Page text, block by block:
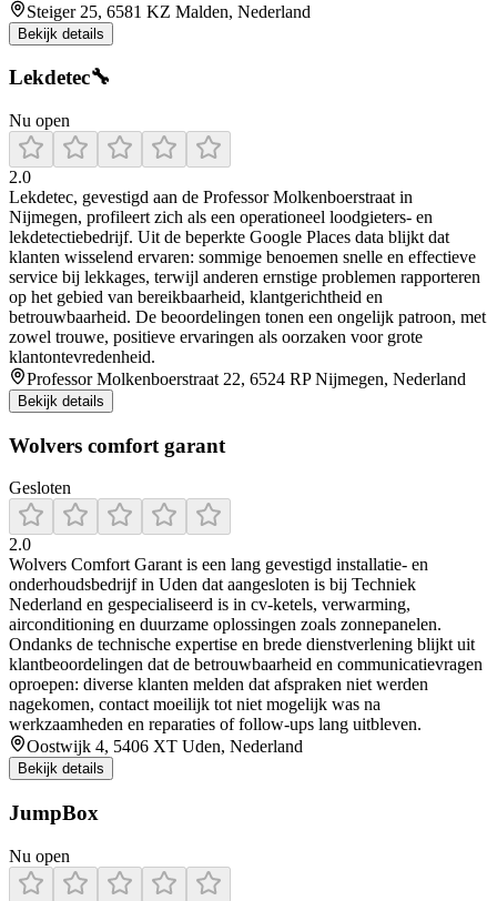
Steiger 25, 6581 KZ Malden, Nederland
Bekijk details
Lekdetec🔧
Nu open
2.0
Lekdetec, gevestigd aan de Professor Molkenboerstraat in
Nijmegen, profileert zich als een operationeel loodgieters- en
lekdetectiebedrijf. Uit de beperkte Google Places data blijkt dat
klanten wisselend ervaren: sommige benoemen snelle en effectieve
service bij lekkages, terwijl anderen ernstige problemen rapporteren
op het gebied van bereikbaarheid, klantgerichtheid en
betrouwbaarheid. De beoordelingen tonen een ongelijk patroon, met
zowel trouwe, positieve ervaringen als oorzaken voor grote
klantontevredenheid.
Professor Molkenboerstraat 22, 6524 RP Nijmegen, Nederland
Bekijk details
Wolvers comfort garant
Gesloten
2.0
Wolvers Comfort Garant is een lang gevestigd installatie- en
onderhoudsbedrijf in Uden dat aangesloten is bij Techniek
Nederland en gespecialiseerd is in cv-ketels, verwarming,
airconditioning en duurzame oplossingen zoals zonnepanelen.
Ondanks de technische expertise en brede dienstverlening blijkt uit
klantbeoordelingen dat de betrouwbaarheid en communicatievragen
oproepen: diverse klanten melden dat afspraken niet werden
nagekomen, contact moeilijk tot niet mogelijk was na
werkzaamheden en reparaties of follow-ups lang uitbleven.
Oostwijk 4, 5406 XT Uden, Nederland
Bekijk details
JumpBox
Nu open